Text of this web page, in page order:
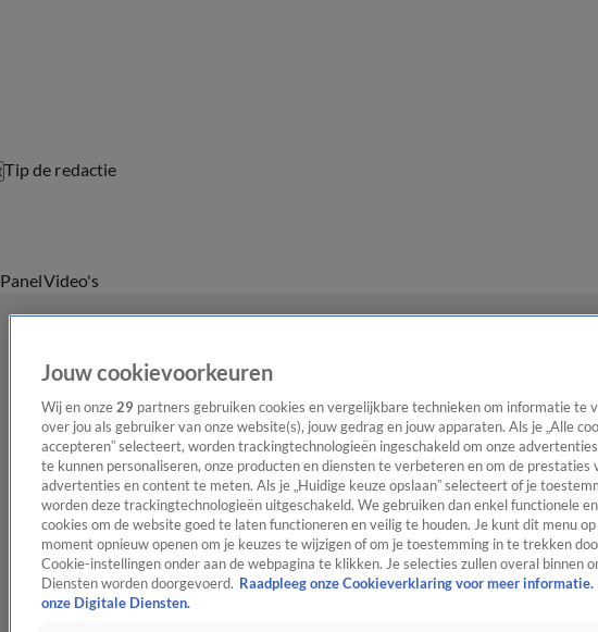
Tip de redactie
PanelVideo's
Jouw cookievoorkeuren
Wij en onze 29 partners gebruiken cookies en vergelijkbare technieken om informatie te
over jou als gebruiker van onze website(s), jouw gedrag en jouw apparaten. Als je „Alle
accepteren” selecteert, worden trackingtechnologieën ingeschakeld om onze
te kunnen personaliseren, onze producten en diensten te verbeteren en om de prestaties
advertenties en content te meten. Als je „Huidige keuze opslaan” selecteert of je
worden deze trackingtechnologieën uitgeschakeld. We gebruiken dan enkel functionele
cookies om de website goed te laten functioneren en veilig te houden. Je kunt dit menu
moment opnieuw openen om je keuzes te wijzigen of om je toestemming in te trekken
Cookie-instellingen onder aan de webpagina te klikken. Je selecties zullen overal binnen
Diensten worden doorgevoerd. Raadpleeg onze Cookieverklaring voor meer informatie.
onze Digitale Diensten.